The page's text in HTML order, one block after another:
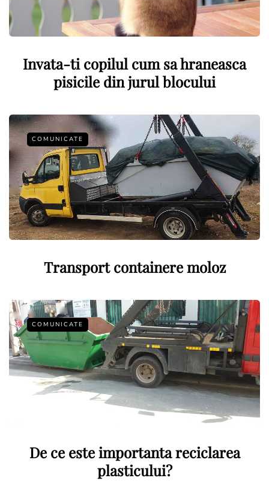
Invata-ti copilul cum sa hraneasca
pisicile din jurul blocului
COMUNICATE
Transport containere moloz
COMUNICATE
De ce este importanta reciclarea
plasticului?